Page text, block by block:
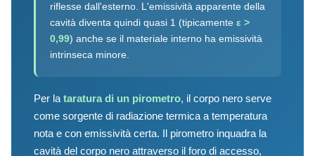
riflesse dall'esterno. L'emissività apparente della
cavità diventa quindi quasi 1 (tipicamente ε >
0,99) anche se il materiale interno ha emissività
intrinseca minore.
Per la taratura di un pirometro, il corpo nero serve
come sorgente di radiazione termica a temperatura
nota e con emissività certa. Il pirometro inquadra la
cavità del corpo nero attraverso il foro di accesso,